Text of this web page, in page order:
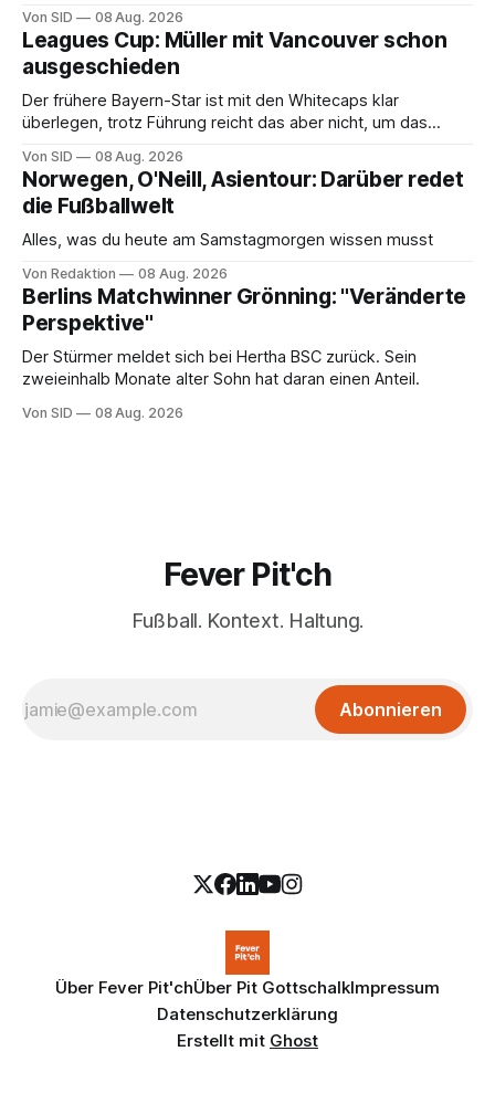
Von SID 08 Aug. 2026
Leagues Cup: Müller mit Vancouver schon
ausgeschieden
Der frühere Bayern-Star ist mit den Whitecaps klar
überlegen, trotz Führung reicht das aber nicht, um das
Von SID 08 Aug. 2026
Norwegen, O'Neill, Asientour: Darüber redet
die Fußballwelt
Alles, was du heute am Samstagmorgen wissen musst
Von Redaktion 08 Aug. 2026
Berlins Matchwinner Grönning: "Veränderte
Perspektive"
Der Stürmer meldet sich bei Hertha BSC zurück. Sein
zweieinhalb Monate alter Sohn hat daran einen Anteil.
Von SID 08 Aug. 2026
Fever Pit'ch
Fußball. Kontext. Haltung.
Abonnieren
Über Fever Pit'chÜber Pit GottschalkImpressum
Datenschutzerklärung
Erstellt mit Ghost